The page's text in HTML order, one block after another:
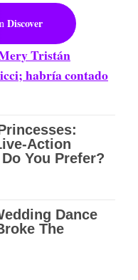
Discover
Tristán
habría contado